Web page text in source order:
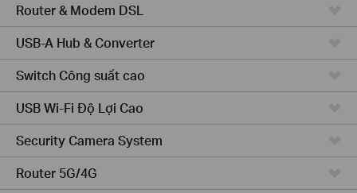
Router & Modem DSL
USB-A Hub & Converter
Switch Công suất cao
USB Wi-Fi Độ Lợi Cao
Security Camera System
Router 5G/4G